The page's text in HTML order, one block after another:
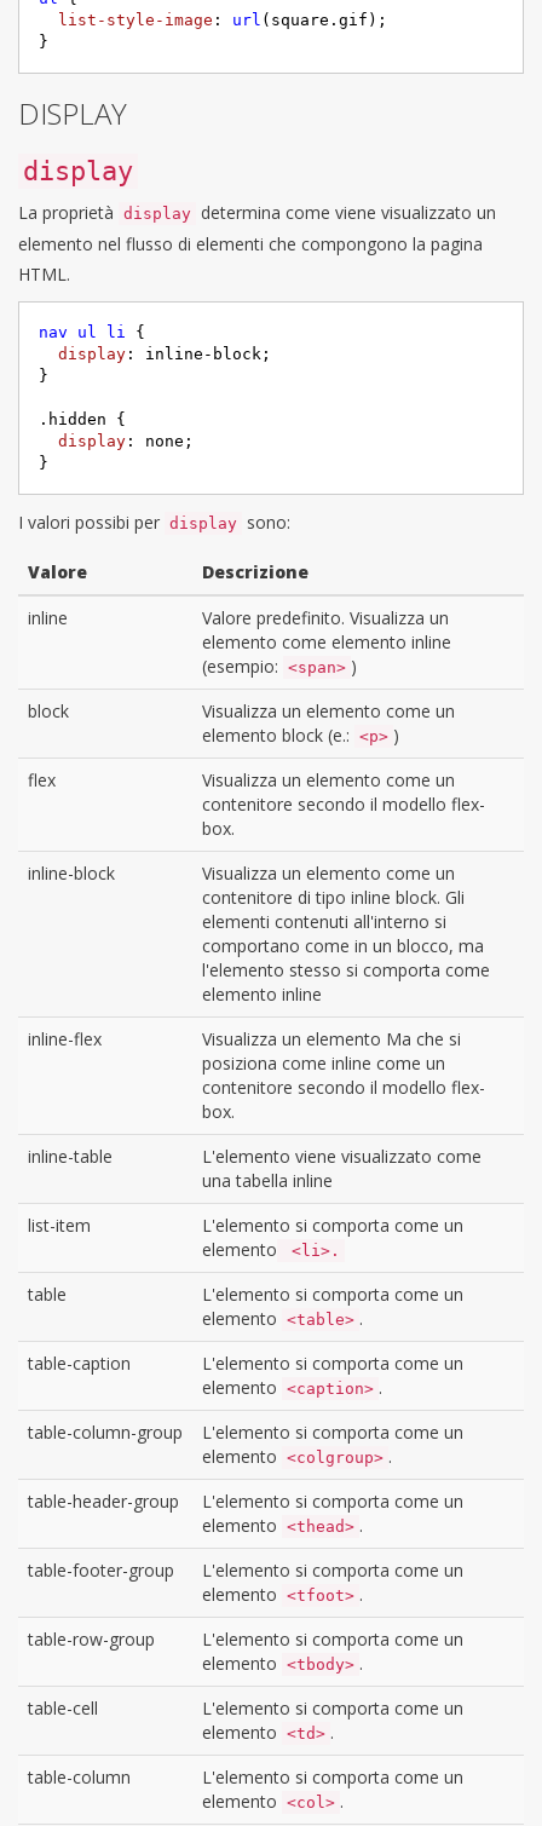
list-style-image : url (square.gif);
}
DISPLAY
display
La proprietà display determina come viene visualizzato un
elemento nel flusso di elementi che compongono la pagina
HTML.
nav ul li {
display : inline-block;
}
.hidden {
display : none;
}
I valori possibi per display sono:
Valore
Descrizione
inline
Valore predefinito. Visualizza un
elemento come elemento inline
(esempio: <span> )
block
Visualizza un elemento come un
elemento block (e.: <p> )
flex
Visualizza un elemento come un
contenitore secondo il modello flex-
box.
inline-block
Visualizza un elemento come un
contenitore di tipo inline block. Gli
elementi contenuti all'interno si
comportano come in un blocco, ma
l'elemento stesso si comporta come
elemento inline
inline-flex
Visualizza un elemento Ma che si
posiziona come inline come un
contenitore secondo il modello flex-
box.
inline-table
L'elemento viene visualizzato come
una tabella inline
list-item
L'elemento si comporta come un
elemento
<li>.
table
L'elemento si comporta come un
elemento <table> .
table-caption
L'elemento si comporta come un
elemento <caption> .
table-column-group
L'elemento si comporta come un
elemento <colgroup> .
table-header-group
L'elemento si comporta come un
elemento <thead> .
table-footer-group
L'elemento si comporta come un
elemento <tfoot> .
table-row-group
L'elemento si comporta come un
elemento <tbody> .
table-cell
L'elemento si comporta come un
elemento <td> .
table-column
L'elemento si comporta come un
elemento <col> .